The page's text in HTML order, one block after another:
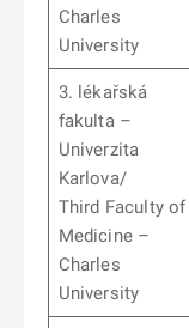
Charles
University
3. lékařská
fakulta –
Univerzita
Karlova/
Third Faculty of
Medicine –
Charles
University